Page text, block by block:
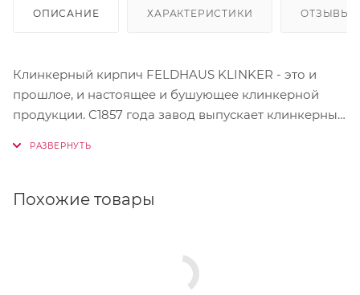
ОПИСАНИЕ ХАРАКТЕРИСТИКИ ОТЗЫВЫ
Клинкерный кирпич FELDHAUS KLINKER - это и
прошлое, и настоящее и бушующее клинкерной
продукции. C1857 года завод выпускает клинкерный
истинные шедевры архитектурного зодчества.
Похожие товары